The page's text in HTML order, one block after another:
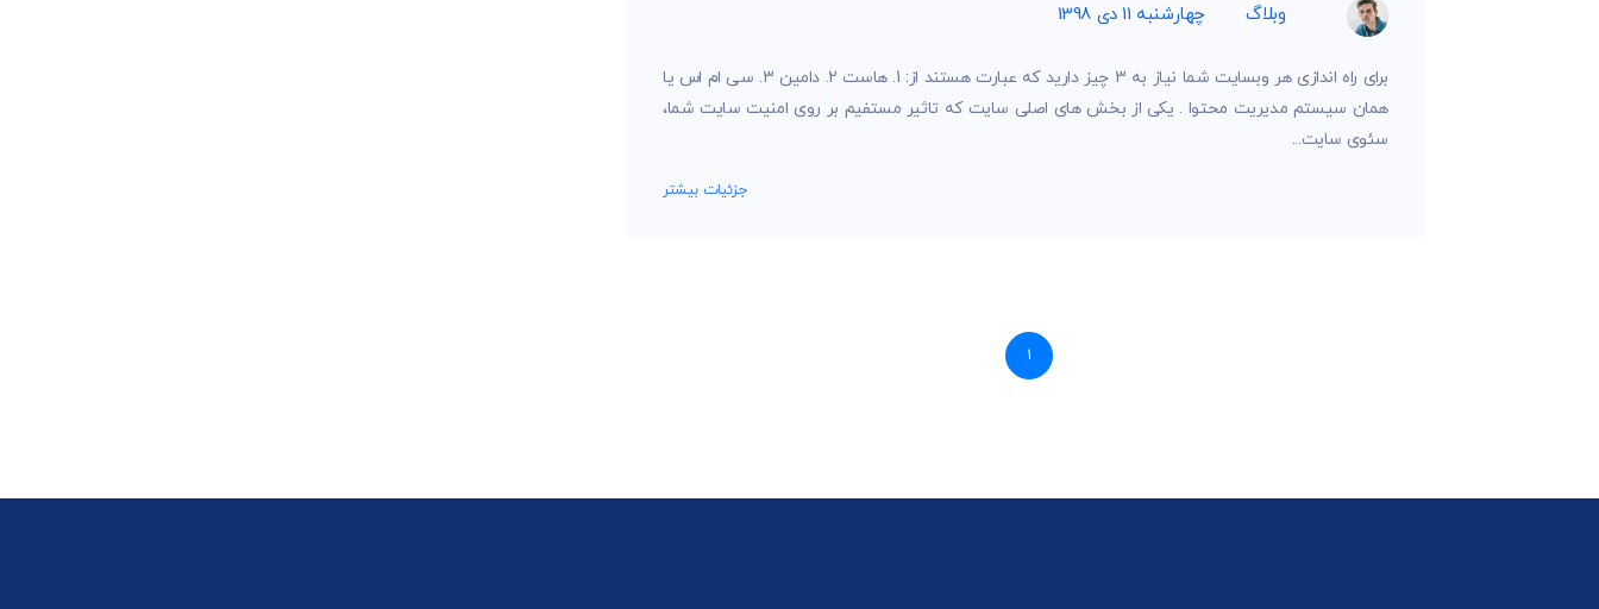
وبلاگ چهارشنبه 11 دی 1398
برای راه اندازی هر وبسایت شما نیاز به 3 چیز دارید که عبارت هستند از: 1. هاست 2. دامین 3. سی ام اس یا
همان سیستم مدیریت محتوا . یکی از بخش های اصلی سایت که تاثیر مستفیم بر روی امنیت سایت شما،
سئوی سایت...
جزئیات بیشتر
1